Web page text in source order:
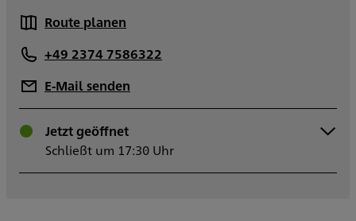
Route planen
+49 2374 7586322
E-Mail senden
Jetzt geöffnet
Schließt um 17:30 Uhr
Montag
Dienstag
Mittwoch
08:30 - 17:30